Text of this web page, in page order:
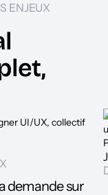
ENJEUX
Julien
demande sur